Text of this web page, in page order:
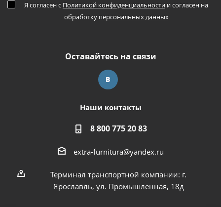
Я согласен с Политикой конфиденциальности и согласен на
обработку персональных данных
Оставайтесь на связи
Наши контакты
8 800 775 20 83
extra-furnitura@yandex.ru
Терминал транспортной компании: г.
Ярославль, ул. Промышленная, 18д